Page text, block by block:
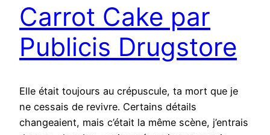
Carrot Cake par
Publicis Drugstore
Elle était toujours au crépuscule, ta mort que je
ne cessais de revivre. Certains détails
changeaient, mais c’était la même scène, j’entrais